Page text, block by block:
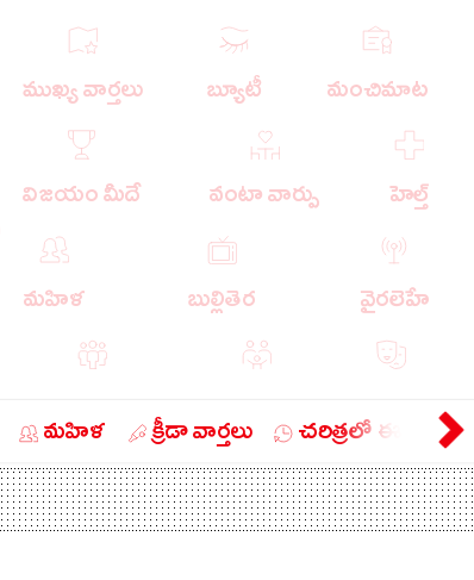
ముఖ్య వార్తలు బ్యూటీ మంచిమాట
విజయం మీదే వంటా వార్పు హెల్త్
మహిళ బుల్లితెర వైరలెహే
పాపులర్ వార్తలు
బిజినెస్ ఎడ్యుకేషన్ లైఫ్ స్టైల్
మహిళ క్రీడా వార్తలు చరిత్రలో ఈ రోజు